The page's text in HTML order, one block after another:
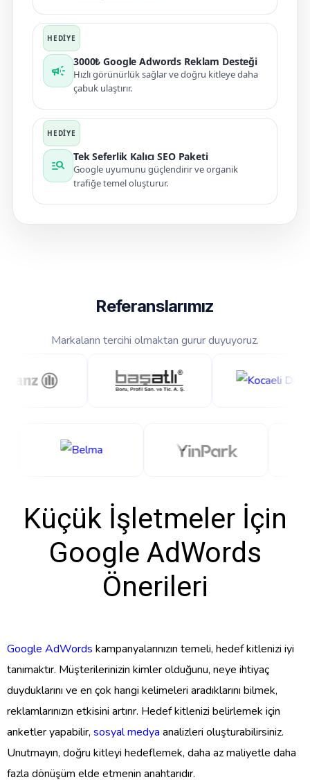
campaign
3000₺ Google Adwords Reklam Desteği
Hızlı görünürlük sağlar ve doğru kitleye daha
çabuk ulaştırır.
manage_search
Tek Seferlik Kalıcı SEO Paketi
Google uyumunu güçlendirir ve organik
trafiğe temel oluşturur.
Referanslarımız
Markaların tercihi olmaktan gurur duyuyoruz.
Küçük İşletmeler İçin
Google AdWords
Önerileri
Google AdWords kampanyalarınızın temeli, hedef kitlenizi iyi
tanımaktır. Müşterilerinizin kimler olduğunu, neye ihtiyaç
duyduklarını ve en çok hangi kelimeleri aradıklarını bilmek,
reklamlarınızın etkisini artırır. Hedef kitlenizi belirlemek için
anketler yapabilir, sosyal medya analizleri oluşturabilirsiniz.
Unutmayın, doğru kitleyi hedeflemek, daha az maliyetle daha
fazla dönüşüm elde etmenin anahtarıdır.